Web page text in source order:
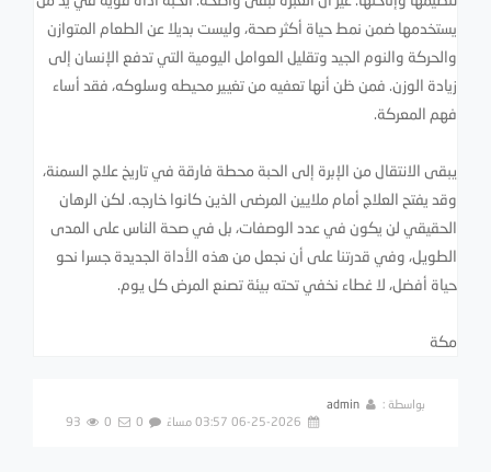
يستخدمها ضمن نمط حياة أكثر صحة، وليست بديلا عن الطعام المتوازن
والحركة والنوم الجيد وتقليل العوامل اليومية التي تدفع الإنسان إلى
زيادة الوزن. فمن ظن أنها تعفيه من تغيير محيطه وسلوكه، فقد أساء
فهم المعركة.
يبقى الانتقال من الإبرة إلى الحبة محطة فارقة في تاريخ علاج السمنة،
وقد يفتح العلاج أمام ملايين المرضى الذين كانوا خارجه. لكن الرهان
الحقيقي لن يكون في عدد الوصفات، بل في صحة الناس على المدى
الطويل، وفي قدرتنا على أن نجعل من هذه الأداة الجديدة جسرا نحو
حياة أفضل، لا غطاء نخفي تحته بيئة تصنع المرض كل يوم.
مكة
بواسطة :
admin